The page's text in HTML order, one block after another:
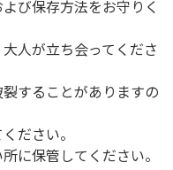
び保存方法をお守りく
人が立ち会ってくださ
することがありますの
ださい。
に保管してください。